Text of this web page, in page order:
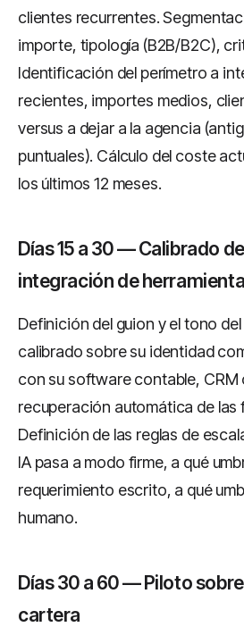
clientes recurrentes.
importe, tipología (B2B/B2C),
Identificación del perímetro a
recientes, importes medios,
versus a dejar a la agencia
puntuales). Cálculo del coste
los últimos 12 meses.
Días 15 a 30 — Calibrado
integración de
Definición del guion y el tono
calibrado sobre su identidad
con su software contable, CRM
recuperación automática de las
Definición de las reglas de
IA pasa a modo firme, a qué
requerimiento escrito, a qué
humano.
Días 30 a 60 — Piloto sobre
cartera